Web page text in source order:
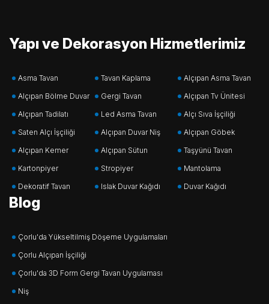
Yapı ve Dekorasyon Hizmetlerimiz
Asma Tavan Tavan Kaplama
Alçıpan Asma Tavan
Alçıpan Bölme Duvar
Gergi Tavan
Alçıpan Tv Ünitesi
Alçıpan Tadilatı
Led Asma Tavan
Alçı Sıva İşçiliği
Saten Alçı İşçiliği
Alçıpan Duvar Niş
Alçıpan Göbek
Alçıpan Kemer
Alçıpan Sütun
Taşyünü Tavan
Kartonpiyer
Stropiyer
Mantolama
Dekoratif Tavan
Islak Duvar Kağıdı Duvar Kağıdı
Blog
Çorlu'da Yükseltilmiş Döşeme Uygulamaları
Çorlu Alçıpan İşçiliği
Çorlu'da 3D Form Gergi Tavan Uygulaması
Niş